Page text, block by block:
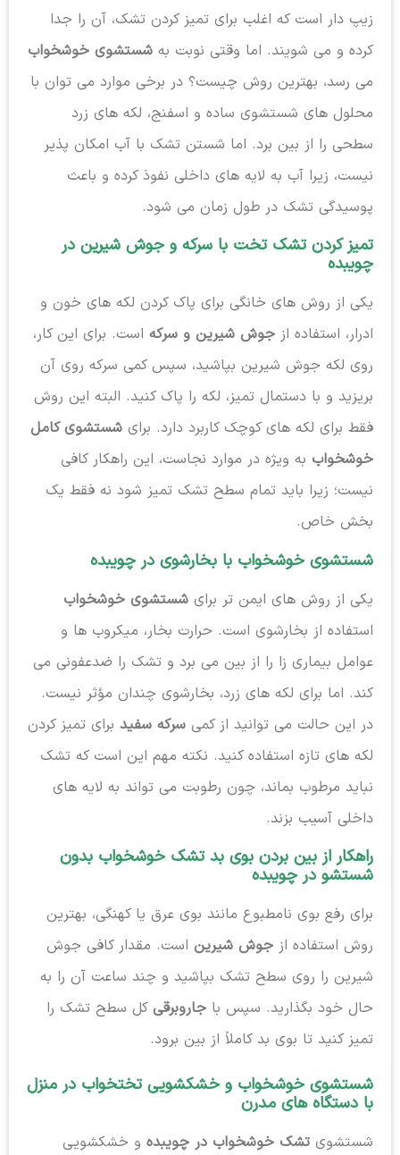
زیپ دار است که اغلب برای تمیز کردن تشک، آن را جدا
کرده و می شویند. اما وقتی نوبت به شستشوی خوشخواب
می رسد، بهترین روش چیست؟ در برخی موارد می توان با
محلول های شستشوی ساده و اسفنج، لکه های زرد
سطحی را از بین برد. اما شستن تشک با آب امکان پذیر
نیست، زیرا آب به لایه های داخلی نفوذ کرده و باعث
پوسیدگی تشک در طول زمان می شود.
تمیز کردن تشک تخت با سرکه و جوش شیرین در
چویبده
یکی از روش های خانگی برای پاک کردن لکه های خون و
ادرار، استفاده از جوش شیرین و سرکهاست. برای این کار،
روی لکه جوش شیرین بپاشید، سپس کمی سرکه روی آن
بریزید و با دستمال تمیز، لکه را پاک کنید. البته این روش
فقط برای لکه های کوچک کاربرد دارد. برای شستشوی کامل
خوشخواببه ویژه در موارد نجاست، این راهکار کافی
نیست؛ زیرا باید تمام سطح تشک تمیز شود نه فقط یک
بخش خاص.
شستشوی خوشخواب با بخارشوی در چویبده
یکی از روش های ایمن تر برای شستشوی خوشخواب
استفاده از بخارشوی است. حرارت بخار، میکروب ها و
عوامل بیماری زا را از بین می برد و تشک را ضدعفونی می
کند. اما برای لکه های زرد، بخارشوی چندان مؤثر نیست.
در این حالت می توانید از کمی سرکه سفیدبرای تمیز کردن
لکه های تازه استفاده کنید. نکته مهم این است که تشک
نباید مرطوب بماند، چون رطوبت می تواند به لایه های
داخلی آسیب بزند.
راهکار از بین بردن بوی بد تشک خوشخواب بدون
شستشو در چویبده
برای رفع بوی نامطبوع مانند بوی عرق یا کهنگی، بهترین
روش استفاده از جوش شیریناست. مقدار کافی جوش
شیرین را روی سطح تشک بپاشید و چند ساعت آن را به
حال خود بگذارید. سپس با جاروبرقیکل سطح تشک را
تمیز کنید تا بوی بد کاملاً از بین برود.
شستشوی خوشخواب و خشکشویی تختخواب در منزل
با دستگاه های مدرن
شستشوی تشک خوشخواب در چویبدهو خشکشویی